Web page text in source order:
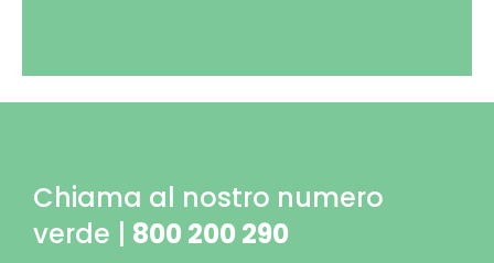
Chiama al nostro numero
verde | 800 200 290